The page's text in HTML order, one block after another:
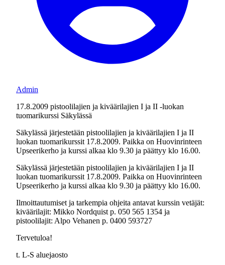
Admin
17.8.2009 pistoolilajien ja kiväärilajien I ja II -luokan
tuomarikurssi Säkylässä
Säkylässä järjestetään pistoolilajien ja kiväärilajien I ja II
luokan tuomarikurssit 17.8.2009. Paikka on Huovinrinteen
Upseerikerho ja kurssi alkaa klo 9.30 ja päättyy klo 16.00.
Säkylässä järjestetään pistoolilajien ja kiväärilajien I ja II
luokan tuomarikurssit 17.8.2009. Paikka on Huovinrinteen
Upseerikerho ja kurssi alkaa klo 9.30 ja päättyy klo 16.00.
Ilmoittautumiset ja tarkempia ohjeita antavat kurssin vetäjät:
kiväärilajit: Mikko Nordquist p. 050 565 1354 ja
pistoolilajit: Alpo Vehanen p. 0400 593727
Tervetuloa!
t. L-S aluejaosto